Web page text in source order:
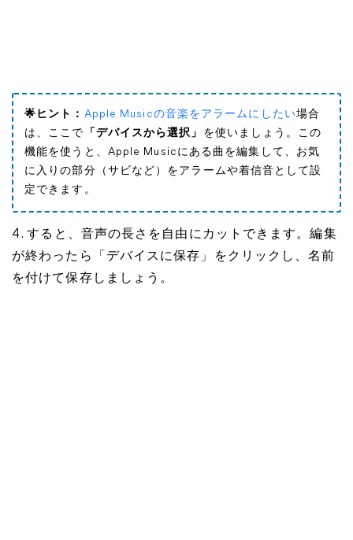
🌟ヒント： Apple Musicの音楽をアラームにしたい場合
は、ここで 「デバイスから選択」 を使いましょう。この
機能を使うと、Apple Musicにある曲を編集して、お気
に入りの部分（サビなど）をアラームや着信音として設
定できます。
4. すると、音声の長さを自由にカットできます。編集
が終わったら「デバイスに保存」をクリックし、名前
を付けて保存しましょう。